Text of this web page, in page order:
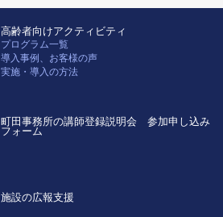
高齢者向けアクティビティ
プログラム一覧
導入事例、お客様の声
実施・導入の方法
町田事務所の講師登録説明会 参加申し込み
フォーム
施設の広報支援